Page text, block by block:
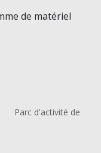
de matériel
​Parc d'activité de